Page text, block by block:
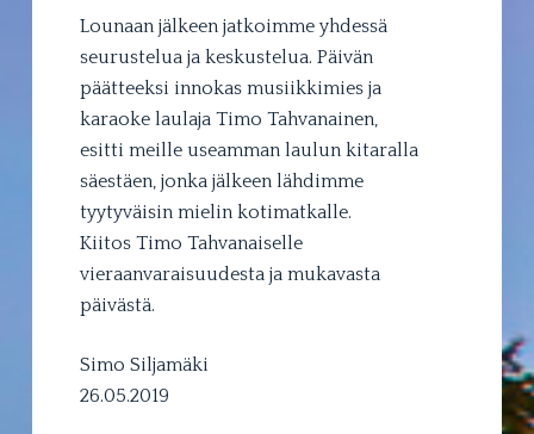
Lounaan jälkeen jatkoimme yhdessä
seurustelua ja keskustelua. Päivän
päätteeksi innokas musiikkimies ja
karaoke laulaja Timo Tahvanainen,
esitti meille useamman laulun kitaralla
säestäen, jonka jälkeen lähdimme
tyytyväisin mielin kotimatkalle.
Kiitos Timo Tahvanaiselle
vieraanvaraisuudesta ja mukavasta
päivästä.
Simo Siljamäki
26.05.2019